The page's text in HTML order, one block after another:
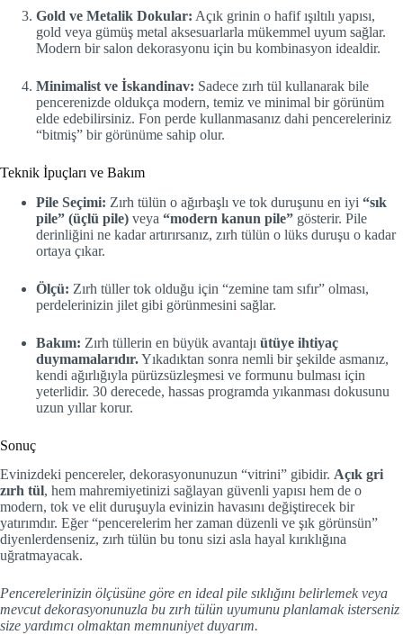
Gold ve Metalik Dokular: Açık grinin o hafif ışıltılı yapısı,
gold veya gümüş metal aksesuarlarla mükemmel uyum sağlar.
Modern bir salon dekorasyonu için bu kombinasyon idealdir.
Minimalist ve İskandinav: Sadece zırh tül kullanarak bile
pencerenizde oldukça modern, temiz ve minimal bir görünüm
elde edebilirsiniz. Fon perde kullanmasanız dahi pencereleriniz
“bitmiş” bir görünüme sahip olur.
Teknik İpuçları ve Bakım
Pile Seçimi: Zırh tülün o ağırbaşlı ve tok duruşunu en iyi “sık
pile” (üçlü pile) veya “modern kanun pile” gösterir. Pile
derinliğini ne kadar artırırsanız, zırh tülün o lüks duruşu o kadar
ortaya çıkar.
Ölçü: Zırh tüller tok olduğu için “zemine tam sıfır” olması,
perdelerinizin jilet gibi görünmesini sağlar.
Bakım: Zırh tüllerin en büyük avantajı ütüye ihtiyaç
duymamalarıdır.Yıkadıktan sonra nemli bir şekilde asmanız,
kendi ağırlığıyla pürüzsüzleşmesi ve formunu bulması için
yeterlidir. 30 derecede, hassas programda yıkanması dokusunu
uzun yıllar korur.
Sonuç
Evinizdeki pencereler, dekorasyonunuzun “vitrini” gibidir. Açık gri
zırh tül, hem mahremiyetinizi sağlayan güvenli yapısı hem de o
modern, tok ve elit duruşuyla evinizin havasını değiştirecek bir
yatırımdır. Eğer “pencerelerim her zaman düzenli ve şık görünsün”
diyenlerdenseniz, zırh tülün bu tonu sizi asla hayal kırıklığına
uğratmayacak.
Pencerelerinizin ölçüsüne göre en ideal pile sıklığını belirlemek veya
mevcut dekorasyonunuzla bu zırh tülün uyumunu planlamak isterseniz
size yardımcı olmaktan memnuniyet duyarım.